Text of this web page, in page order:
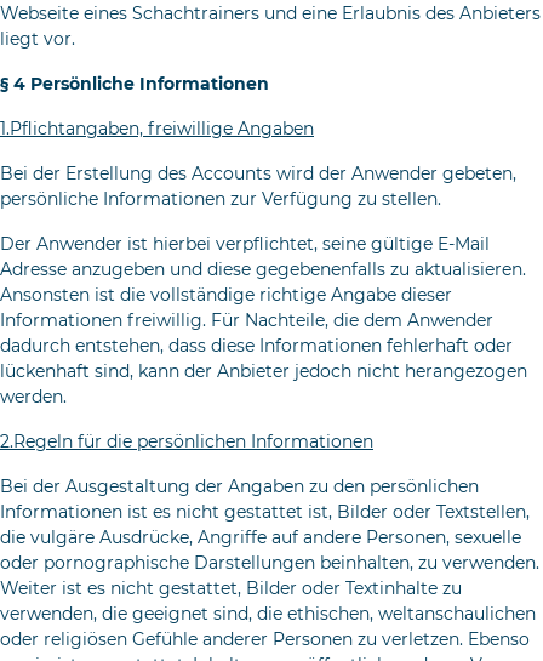
Webseite eines Schachtrainers und eine Erlaubnis des Anbieters
liegt vor.
§ 4 Persönliche Informationen
1.Pflichtangaben, freiwillige Angaben
Bei der Erstellung des Accounts wird der Anwender gebeten,
per­sönliche Informationen zur Verfügung zu stellen.
Der Anwender ist hierbei verpflichtet, seine gültige E-Mail
Adresse anzugeben und diese gegebenenfalls zu aktualisieren.
Ansonsten ist die vollständige rich­tige Angabe dieser
Informationen freiwillig. Für Nachteile, die dem Anwender
dadurch entstehen, dass diese Informationen fehlerhaft oder
lückenhaft sind, kann der Anbieter jedoch nicht herangezogen
werden.
2.Regeln für die persönlichen Informationen
Bei der Ausgestaltung der Angaben zu den persönlichen
Informationen ist es nicht gestattet ist, Bilder oder Textstel­len,
die vulgäre Ausdrücke, Angriffe auf andere Personen, sexu­elle
oder pornographische Darstellungen beinhalten, zu ver­wenden.
Weiter ist es nicht gestattet, Bilder oder Textinhalte zu
verwenden, die geeignet sind, die ethischen, weltanschaulichen
oder religiösen Gefühle anderer Personen zu verletzen. Ebenso